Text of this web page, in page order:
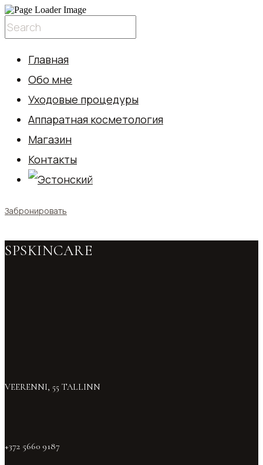
Главная
Обо мне
Уходовые процедуры
Аппаратная косметология
Магазин
Контакты
Забронировать
SPSKINCARE
VEERENNI, 55 TALLINN
+372 5660 9187